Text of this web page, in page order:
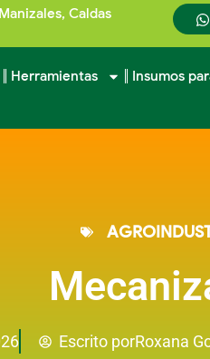
Caldas
Herramientas Insumos
Escrito porRoxana